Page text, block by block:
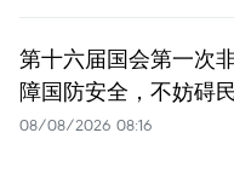
第十六届国会第一次
障国防安全，不妨碍
08/08/2026 08:16